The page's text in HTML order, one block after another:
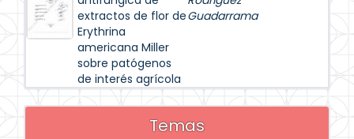
extractos de flor de
Erythrina
americana Miller
sobre patógenos
de interés agrícola
Guadarrama
Temas